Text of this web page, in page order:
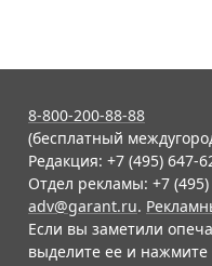
8-800-200-88-88
(бесплатный
Редакция: +7 (495) 647-
Отдел рекламы: +7
adv@garant.ru.
Если вы заметили
выделите ее и нажмите